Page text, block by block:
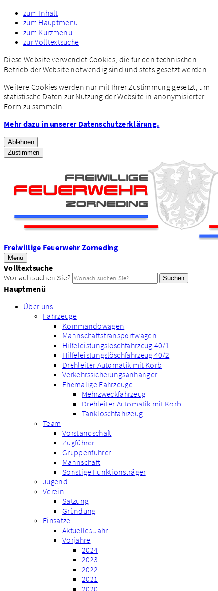
zum Inhalt
zum Hauptmenü
zum Kurzmenü
zur Volltextsuche
Diese Website verwendet Cookies, die für den technischen
Betrieb der Website notwendig sind und stets gesetzt werden.
Weitere Cookies werden nur mit Ihrer Zustimmung gesetzt, um
statistische Daten zur Nutzung der Website in anonymisierter
Form zu sammeln.
Mehr dazu in unserer Datenschutzerklärung.
Ablehnen
Zustimmen
Freiwillige Feuerwehr Zorneding
Menü
Volltextsuche
Wonach suchen Sie?
Suchen
Hauptmenü
Über uns
Fahrzeuge
Kommandowagen
Mannschaftstransportwagen
Hilfeleistungslöschfahrzeug 40/1
Hilfeleistungslöschfahrzeug 40/2
Drehleiter Automatik mit Korb
Verkehrssicherungsanhänger
Ehemalige Fahrzeuge
Mehrzweckfahrzeug
Drehleiter Automatik mit Korb
Tanklöschfahrzeug
Team
Vorstandschaft
Zugführer
Gruppenführer
Mannschaft
Sonstige Funktionsträger
Jugend
Verein
Satzung
Gründung
Einsätze
Aktuelles Jahr
Vorjahre
2024
2023
2022
2021
2020